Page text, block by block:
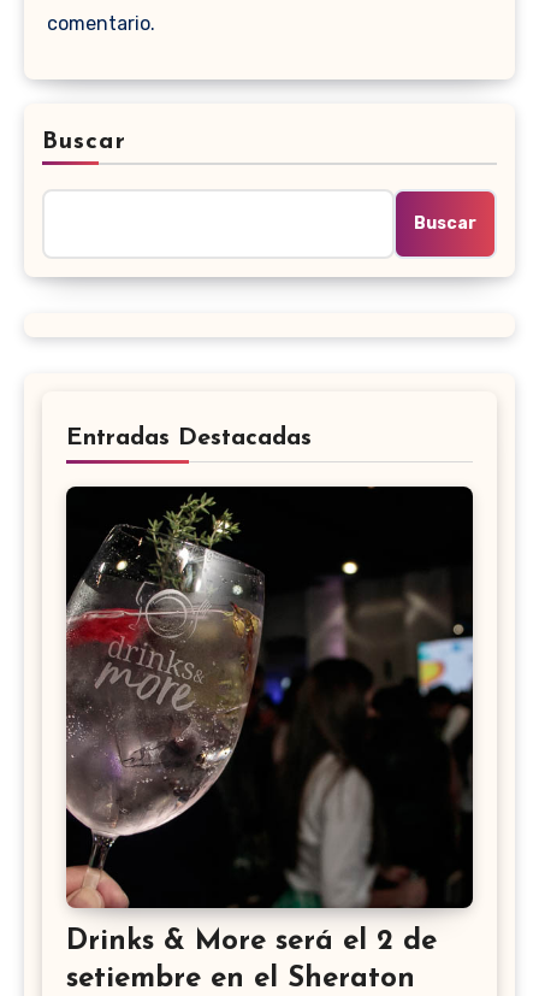
comentario.
Buscar
Buscar
Entradas Destacadas
Drinks & More será el 2 de
setiembre en el Sheraton